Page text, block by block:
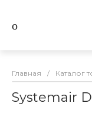
Главная / Каталог
Systemair